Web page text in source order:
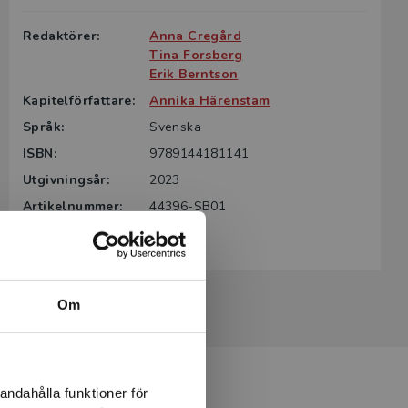
Om
funktioner för
Redaktörer:
Anna Cregård
Tina Forsberg
Erik Berntson
Kapitelförfattare:
Annika Härenstam
Språk:
Svenska
ISBN:
9789144181141
Utgivningsår:
2023
Artikelnummer:
44396-SB01
Första